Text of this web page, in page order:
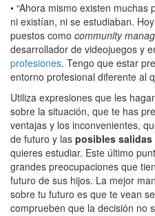
• “Ahora mismo existen
ni existían, ni se estudiaban.
puestos como community
desarrollador de videojuegos y
profesiones. Tengo que estar
entorno profesional diferente al
Utiliza expresiones que les
sobre la situación, que te has
ventajas y los inconvenientes,
de futuro y las posibles salidas
quieres estudiar. Este último
grandes preocupaciones que
futuro de sus hijos. La mejor
sobre tu futuro es que te vean
comprueben que la decisión no